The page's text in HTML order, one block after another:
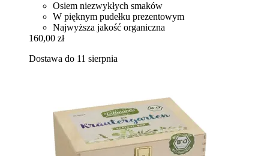
Osiem niezwykłych smaków
W pięknym pudełku prezentowym
Najwyższa jakość organiczna
160,00 zł
Dostawa do 11 sierpnia